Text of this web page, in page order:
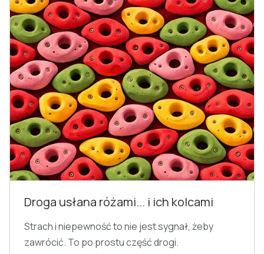
Droga usłana różami... i ich kolcami
Strach i niepewność to nie jest sygnał, żeby
zawrócić. To po prostu część drogi.